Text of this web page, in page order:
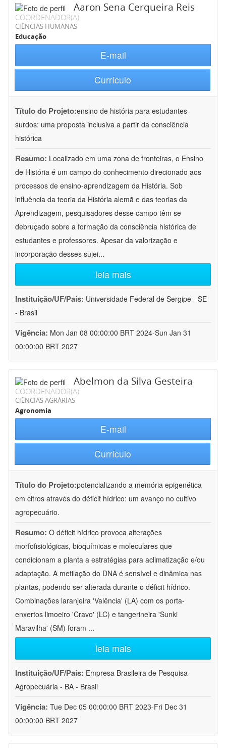
Aaron Sena Cerqueira Reis
COORDENADOR(A)
CIÊNCIAS HUMANAS
Educação
E-mail
Currículo
Título do Projeto:ensino de história para estudantes
surdos: uma proposta inclusiva a partir da consciência
histórica
Resumo: Localizado em uma zona de fronteiras, o Ensino
de História é um campo do conhecimento direcionado aos
processos de ensino-aprendizagem da História. Sob
influência da teoria da História alemã e das teorias da
Aprendizagem, pesquisadores desse campo têm se
debruçado sobre a formação da consciência histórica de
estudantes e professores. Apesar da valorização e
incorporação desses sujei...
leia mais
Instituição/UF/País: Universidade Federal de Sergipe - SE
- Brasil
Vigência: Mon Jan 08 00:00:00 BRT 2024-Sun Jan 31
00:00:00 BRT 2027
Abelmon da Silva Gesteira
COORDENADOR(A)
CIÊNCIAS AGRÁRIAS
Agronomia
E-mail
Currículo
Título do Projeto:potencializando a memória epigenética
em citros através do déficit hídrico: um avanço no cultivo
agropecuário.
Resumo: O déficit hídrico provoca alterações
morfofisiológicas, bioquímicas e moleculares que
condicionam a planta a estratégias para aclimatização e/ou
adaptação. A metilação do DNA é sensível e dinâmica nas
plantas, podendo ser alterada durante o déficit hídrico.
Combinações laranjeira 'Valência' (LA) com os porta-
enxertos limoeiro 'Cravo' (LC) e tangerineira 'Sunki
Maravilha' (SM) foram ...
leia mais
Instituição/UF/País: Empresa Brasileira de Pesquisa
Agropecuária - BA - Brasil
Vigência: Tue Dec 05 00:00:00 BRT 2023-Fri Dec 31
00:00:00 BRT 2027